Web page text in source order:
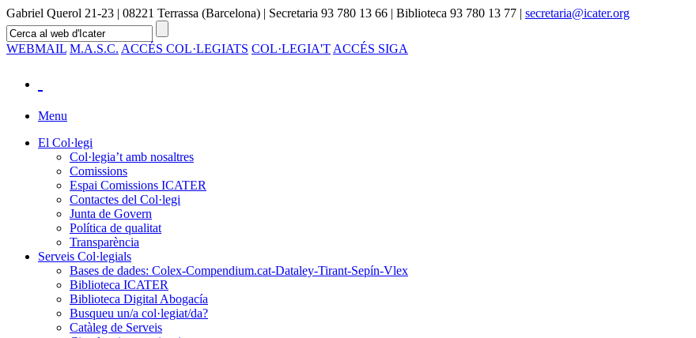
Gabriel Querol 21-23 | 08221 Terrassa (Barcelona) | Secretaria 93 780 13 66 | Biblioteca 93 780 13 77 | secretaria@icater.org
WEBMAIL M.A.S.C. ACCÉS COL·LEGIATS COL·LEGIA'T ACCÉS SIGA
Menu
El Col·legi
Col·legia’t amb nosaltres
Comissions
Espai Comissions ICATER
Contactes del Col·legi
Junta de Govern
Política de qualitat
Transparència
Serveis Col·legials
Bases de dades: Colex-Compendium.cat-Dataley-Tirant-Sepín-Vlex
Biblioteca ICATER
Biblioteca Digital Abogacía
Busqueu un/a col·legiat/da?
Catàleg de Serveis